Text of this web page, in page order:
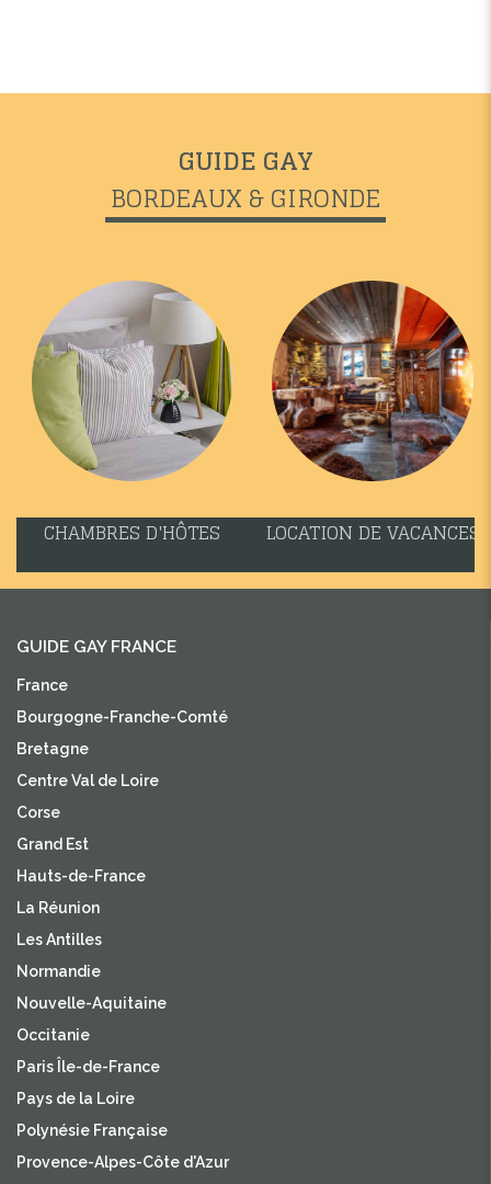
GUIDE GAY
BORDEAUX & GIRONDE
CHAMBRES D'HÔTES LOCATION DE VACANCES
GUIDE GAY FRANCE
France
Bourgogne-Franche-Comté
Bretagne
Centre Val de Loire
Corse
Grand Est
Hauts-de-France
La Réunion
Les Antilles
Normandie
Nouvelle-Aquitaine
Occitanie
Paris Île-de-France
Pays de la Loire
Polynésie Française
Provence-Alpes-Côte d'Azur